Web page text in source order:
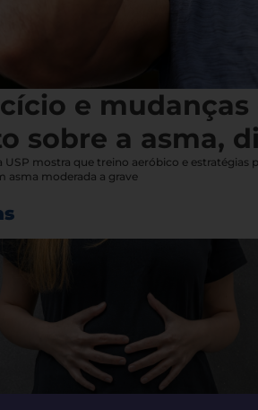
e
sobre a asma,
USP mostra que treino aeróbico e
asma moderada a grave